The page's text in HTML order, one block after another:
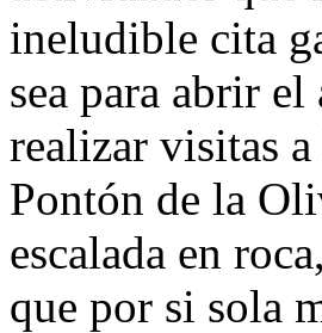
ineludible cita
sea para abrir
realizar visitas
Pontón de la
escalada en
que por si sola